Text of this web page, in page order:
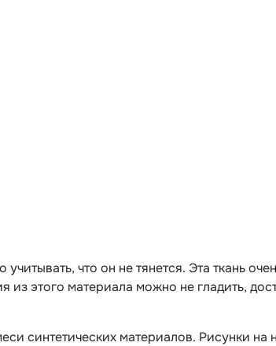
что он не тянется. Эта ткань
из этого материала можно не гладить,
синтетических материалов. Рисунки на